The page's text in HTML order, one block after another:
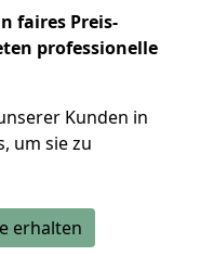
faires Preis-
professionelle
Kunden in
um sie zu
erhalten